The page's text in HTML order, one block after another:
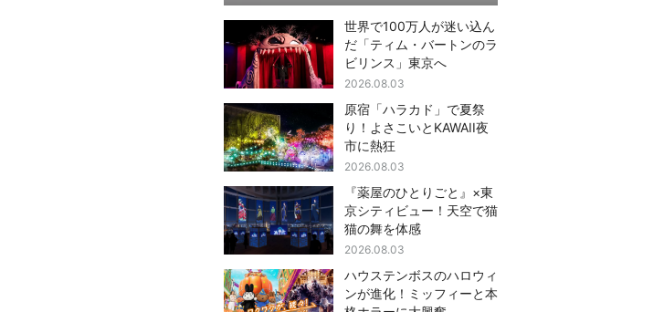
世界で100万人が迷い込ん
だ「ティム・バートンのラ
ビリンス」東京へ
2026.08.03
原宿「ハラカド」で夏祭
り！よさこいとKAWAII夜
市に熱狂
2026.08.03
『薬屋のひとりごと』×東
京シティビュー！天空で猫
猫の舞を体感
2026.08.03
ハウステンボスのハロウィ
ンが進化！ミッフィーと本